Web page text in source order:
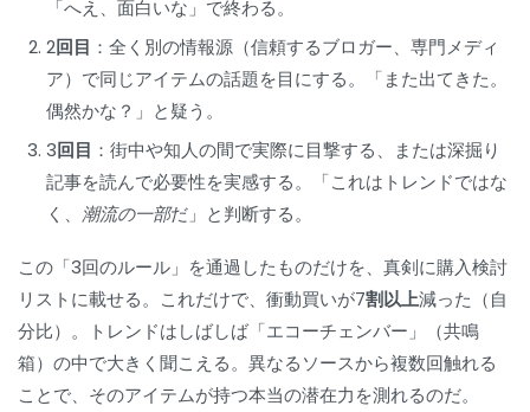
「へえ、面白いな」で終わる。
2回目 ：全く別の情報源（信頼するブロガー、専門メディ
ア）で同じアイテムの話題を目にする。「また出てきた。
偶然かな？」と疑う。
3回目 ：街中や知人の間で実際に目撃する、または深掘り
記事を読んで必要性を実感する。「これはトレンドではな
く、 潮流の一部だ」と判断する。
この「3回のルール」を通過したものだけを、真剣に購入検討
リストに載せる。これだけで、衝動買いが7割以上減った（自
分比）。トレンドはしばしば「エコーチェンバー」（共鳴
箱）の中で大きく聞こえる。異なるソースから複数回触れる
ことで、そのアイテムが持つ本当の潜在力を測れるのだ。